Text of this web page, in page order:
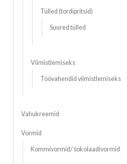
Tülled (tordipritsid)
Suured tülled
Viimistlemiseks
Töövahendid viimistlemiseks
Vahukreemid
Vormid
Kommivormid/ šokolaadivormid